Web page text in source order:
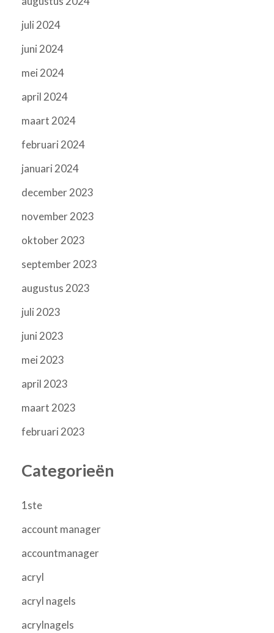
juli 2024
juni 2024
mei 2024
april 2024
maart 2024
februari 2024
januari 2024
december 2023
november 2023
oktober 2023
september 2023
augustus 2023
juli 2023
juni 2023
mei 2023
april 2023
maart 2023
februari 2023
Categorieën
1ste
account manager
accountmanager
acryl
acryl nagels
acrylnagels